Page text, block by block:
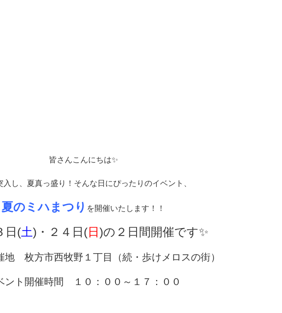
皆さんこんにちは✨
入し、夏真っ盛り！そんな日にぴったりのイベント、
夏のミハまつり を開催いたします！！
日(土)・２４日(日)の２日間開催です✨
地 枚方市西牧野１丁目（続・歩けメロスの街）
ント開催時間 １０：００～１７：００